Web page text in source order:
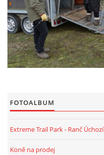
FOTOALBUM
Extreme Trail Park - Ranč Úchozí
Koně na prodej